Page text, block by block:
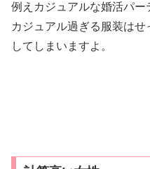
例えカジュアルな婚活パ
カジュアル過ぎる服装は
してしまいますよ。